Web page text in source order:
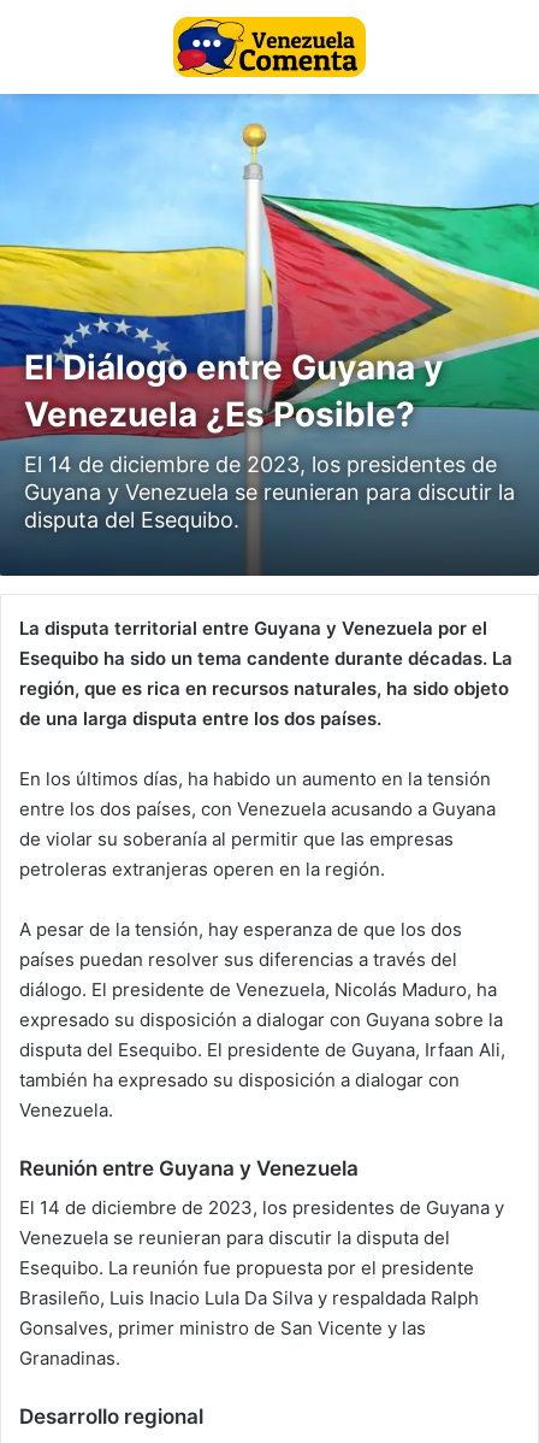
El Diálogo entre Guyana y
Venezuela ¿Es Posible?
El 14 de diciembre de 2023, los presidentes de
Guyana y Venezuela se reunieran para discutir la
disputa del Esequibo.
La disputa territorial entre Guyana y Venezuela por el
Esequibo ha sido un tema candente durante décadas. La
región, que es rica en recursos naturales, ha sido objeto
de una larga disputa entre los dos países.
En los últimos días, ha habido un aumento en la tensión
entre los dos países, con Venezuela acusando a Guyana
de violar su soberanía al permitir que las empresas
petroleras extranjeras operen en la región.
A pesar de la tensión, hay esperanza de que los dos
países puedan resolver sus diferencias a través del
diálogo. El presidente de Venezuela, Nicolás Maduro, ha
expresado su disposición a dialogar con Guyana sobre la
disputa del Esequibo. El presidente de Guyana, Irfaan Ali,
también ha expresado su disposición a dialogar con
Venezuela.
Reunión entre Guyana y Venezuela
El 14 de diciembre de 2023, los presidentes de Guyana y
Venezuela se reunieran para discutir la disputa del
Esequibo. La reunión fue propuesta por el presidente
Brasileño, Luis Inacio Lula Da Silva y respaldada Ralph
Gonsalves, primer ministro de San Vicente y las
Granadinas.
Desarrollo regional